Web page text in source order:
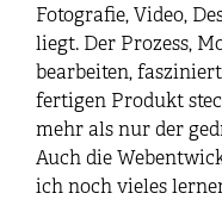
Fotografie, Video,
liegt. Der Prozess,
bearbeiten,
fertigen Produkt
mehr als nur der
Auch die
ich noch vieles